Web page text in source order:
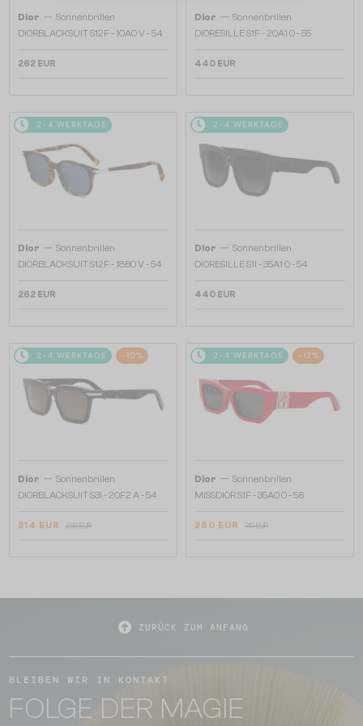
Dior — Sonnenbrillen
DIORBLACKSUIT S12F - 10A0 V - 54
262 EUR
Dior — Sonnenbrillen
DIORESILLE S1F - 20A1 O - 55
440 EUR
2-4 WERKTAGE
Dior — Sonnenbrillen
DIORBLACKSUIT S12F - 18B0 V - 54
262 EUR
2-4 WERKTAGE
Dior — Sonnenbrillen
DIORESILLE S1I - 35A1 O - 54
440 EUR
2-4 WERKTAGE -10%
Dior — Sonnenbrillen
DIORBLACKSUIT S3I - 20F2 A - 54
214 EUR 238 EUR
2-4 WERKTAGE -12%
Dior — Sonnenbrillen
MISSDIOR S1F - 35A0 O - 56
280 EUR 319 EUR
ZURÜCK ZUM ANFANG
BLEIBEN WIR IN KONTAKT
FOLGE DER MAGIE